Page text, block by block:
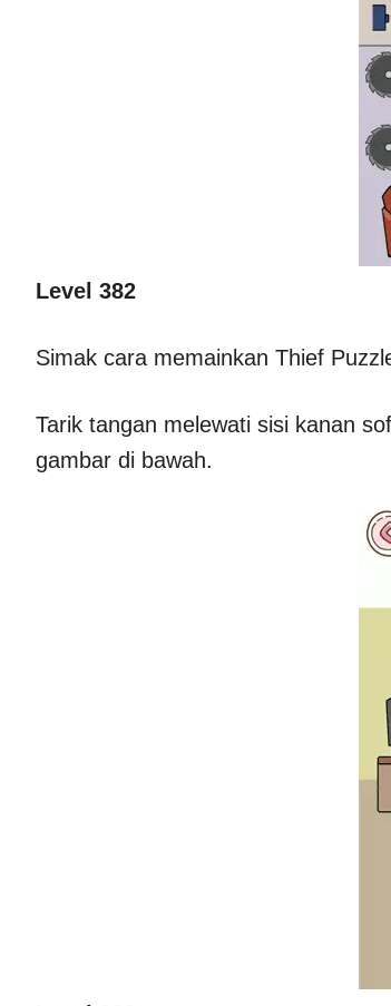
Level 382
Simak cara memainkan Thief
Tarik tangan melewati sisi kanan
gambar di bawah.